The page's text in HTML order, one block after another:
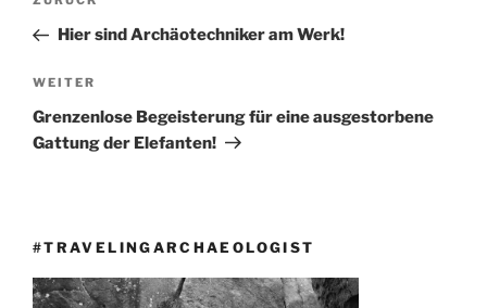
Beitrag
Hier sind Archäotechniker am Werk!
Nächster
Beitrag
WEITER
Grenzenlose Begeisterung für eine ausgestorbene
Gattung der Elefanten!
#TRAVELINGARCHAEOLOGIST